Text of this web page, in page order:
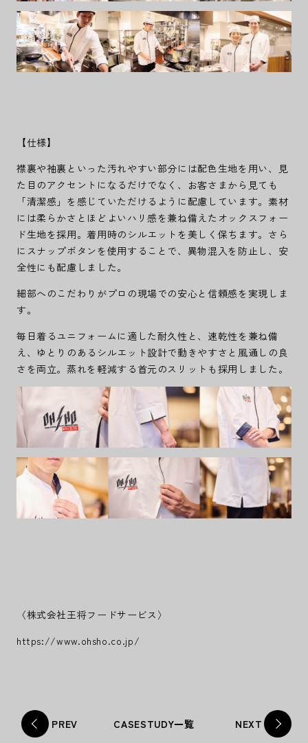
【仕様】
襟裏や袖裏といった汚れやすい部分には配色生地を用い、見
た目のアクセントになるだけでなく、お客さまから見ても
「清潔感」を感じていただけるように配慮しています。素材
には柔らかさとほどよいハリ感を兼ね備えたオックスフォー
ド生地を採用。着用時のシルエットを美しく保ちます。さら
にスナップボタンを使用することで、異物混入を防止し、安
全性にも配慮しました。
細部へのこだわりがプロの現場での安心と信頼感を実現しま
す。
毎日着るユニフォームに適した耐久性と、速乾性を兼ね備
え、ゆとりのあるシルエット設計で動きやすさと風通しの良
さを両立。蒸れを軽減する首元のスリットも採用しました。
〈株式会社王将フードサービス〉
https://www.ohsho.co.jp/
PREV NEXT
CASESTUDY一覧